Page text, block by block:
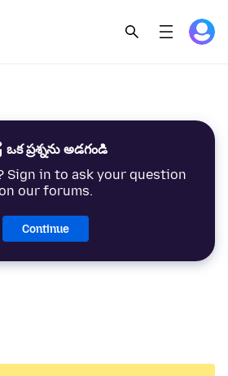
ఒక ప్రశ్నను అడగండి
Sign in to ask your question
our forums.
Continue